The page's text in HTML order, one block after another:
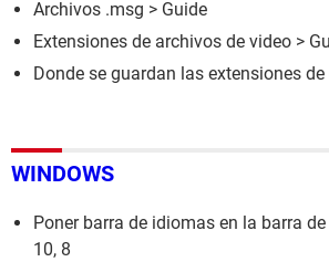
Archivos .msg > Guide
Extensiones de archivos de video >
Donde se guardan las extensiones
WINDOWS
Poner barra de idiomas en la barra
10, 8